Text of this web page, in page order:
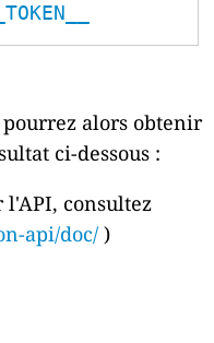
alors obtenir
ci-dessous :
consultez
api/doc/ )